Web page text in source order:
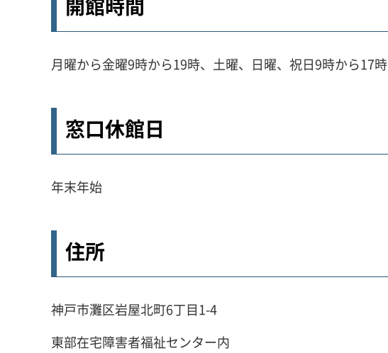
開館時間
月曜から金曜9時から19時、土曜、日曜、祝日9時から17時
窓口休館日
年末年始
住所
神戸市灘区岩屋北町6丁目1-4
東部在宅障害者福祉センター内